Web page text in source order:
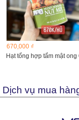
670,000 ₫
Dịch vụ mua